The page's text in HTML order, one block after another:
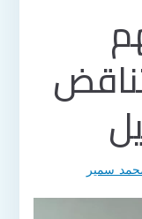
سمير